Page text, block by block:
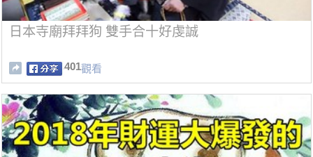
日本寺廟拜拜狗 雙手合十好虔誠
401觀看